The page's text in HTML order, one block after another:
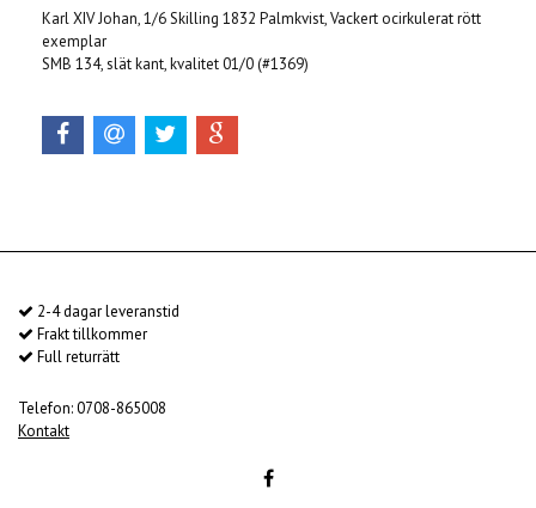
Karl XIV Johan, 1/6 Skilling 1832 Palmkvist, Vackert ocirkulerat rött
exemplar
SMB 134, slät kant, kvalitet 01/0 (#1369)
2-4 dagar leveranstid
Frakt tillkommer
Full returrätt
Telefon: 0708-865008
Kontakt